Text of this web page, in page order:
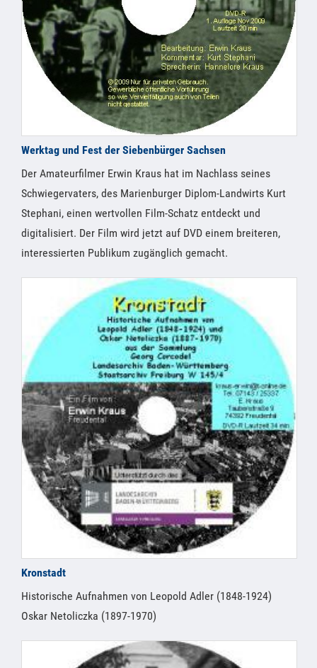
Werktag und Fest der Siebenbürger Sachsen
Der Amateurfilmer Erwin Kraus hat im Nachlass seines
Schwiegervaters, des Marienburger Diplom-Landwirts Kurt
Stephani, einen wertvollen Film-Schatz entdeckt und
digitalisiert. Der Film wird jetzt auf DVD einem breiteren,
interessierten Publikum zugänglich gemacht.
Kronstadt
Historische Aufnahmen von Leopold Adler (1848-1924)
Oskar Netoliczka (1897-1970)